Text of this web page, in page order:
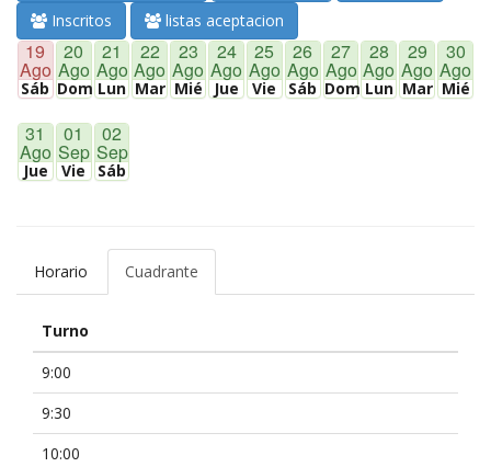
Inscritos
listas aceptacion
19
Ago
Sáb
20
Ago
Dom
21
Ago
Lun
22
Ago
Mar
23
Ago
Mié
24
Ago
Jue
25
Ago
Vie
26
Ago
Sáb
27
Ago
Dom
28
Ago
Lun
29
Ago
Mar
30
Ago
Mié
31
Ago
Jue
01
Sep
Vie
02
Sep
Sáb
Horario Cuadrante
Turno
9:00
9:30
10:00